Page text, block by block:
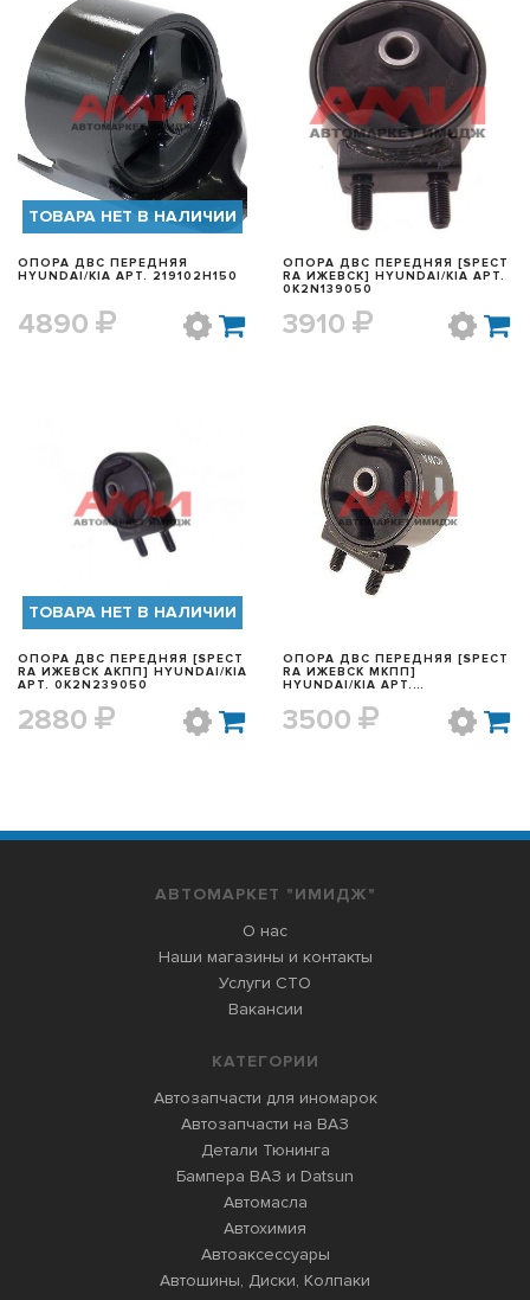
БЫСТРЫЙ ПРОСМОТР
ТОВАРА НЕТ В НАЛИЧИИ
ОПОРА ДВС ПЕРЕДНЯЯ
HYUNDAI/KIA АРТ. 219102H150
4890
БЫСТРЫЙ ПРОСМОТР
ОПОРА ДВС ПЕРЕДНЯЯ [SPECT
RA ИЖЕВСК] HYUNDAI/KIA АРТ.
0K2N139050
3910
БЫСТРЫЙ ПРОСМОТР
ТОВАРА НЕТ В НАЛИЧИИ
ОПОРА ДВС ПЕРЕДНЯЯ [SPECT
RA ИЖЕВСК АКПП] HYUNDAI/KIA
АРТ. 0K2N239050
2880
БЫСТРЫЙ ПРОСМОТР
ОПОРА ДВС ПЕРЕДНЯЯ [SPECT
RA ИЖЕВСК МКПП]
HYUNDAI/KIA АРТ.
3500
АВТОМАРКЕТ "ИМИДЖ"
О нас
Наши магазины и контакты
Услуги СТО
Вакансии
КАТЕГОРИИ
Автозапчасти для иномарок
Автозапчасти на ВАЗ
Детали Тюнинга
Бампера ВАЗ и Datsun
Автомасла
Автохимия
Автоаксессуары
Автошины, Диски, Колпаки